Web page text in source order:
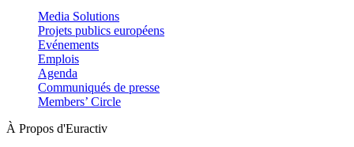
Media Solutions
Projets publics européens
Evénements
Emplois
Agenda
Communiqués de presse
Members’ Circle
À Propos d'Euractiv